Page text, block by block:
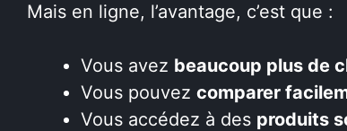
Mais en ligne, l’avantage, c’est que :
Vous avez beaucoup plus de
Vous pouvez comparer
Vous accédez à des produits